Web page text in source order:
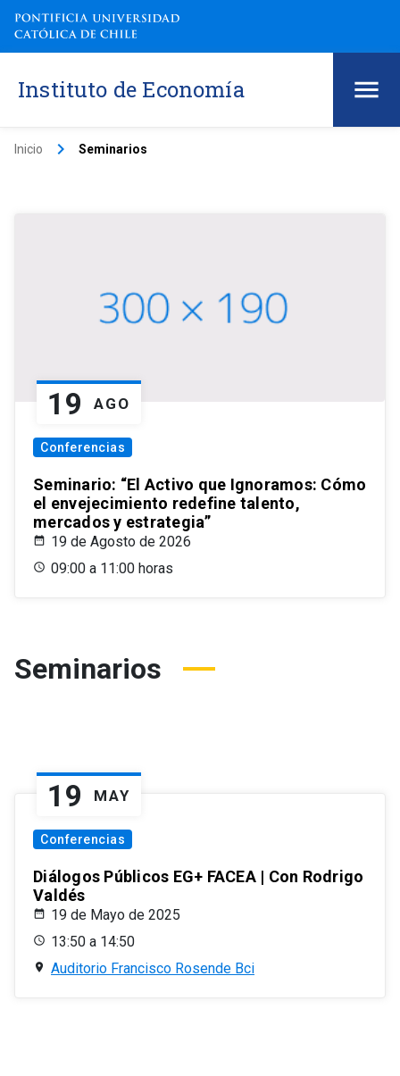
Instituto de Economía
Inicio keyboard_arrow_right Seminarios
19 AGO
Conferencias
Seminario: “El Activo que Ignoramos: Cómo
el envejecimiento redefine talento,
mercados y estrategia”
19 de Agosto de 2026
09:00 a 11:00 horas
Seminarios
19 MAY
Conferencias
Diálogos Públicos EG+ FACEA | Con Rodrigo
Valdés
19 de Mayo de 2025
13:50 a 14:50
Auditorio Francisco Rosende Bci